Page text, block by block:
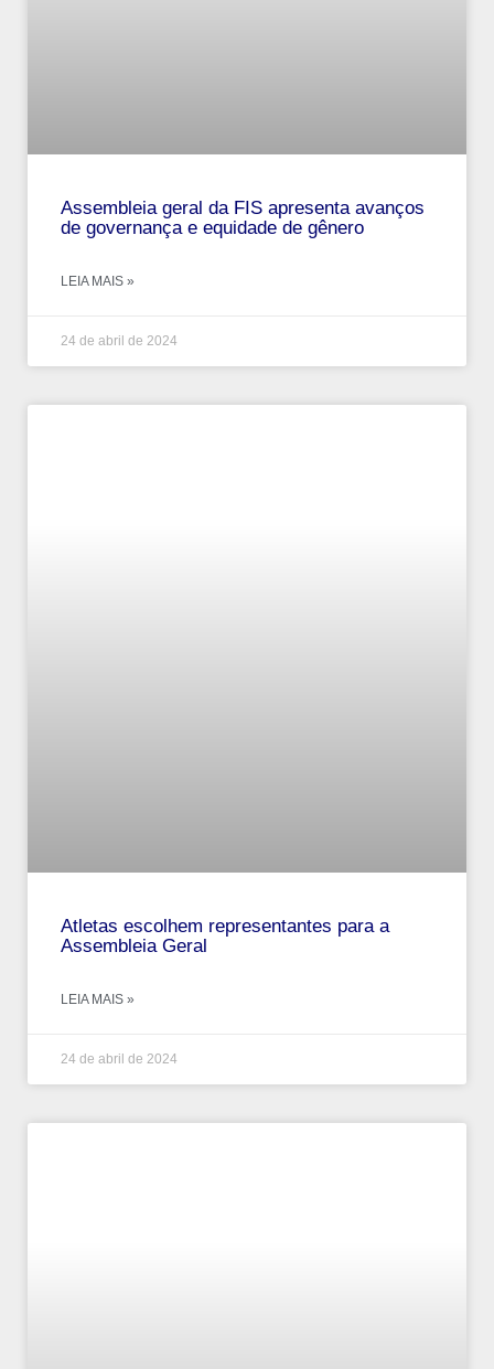
Assembleia geral da FIS apresenta avanços
de governança e equidade de gênero
LEIA MAIS »
24 de abril de 2024
Atletas escolhem representantes para a
Assembleia Geral
LEIA MAIS »
24 de abril de 2024